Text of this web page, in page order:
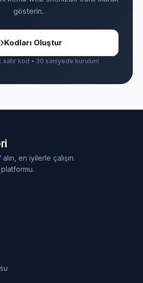
gösterin.
Kodları Oluştur
satır kod • 30 saniyede kurulum
en iyilerle çalışın.